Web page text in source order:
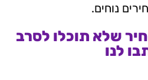
נוחים.
שלא תוכלו לסרב
לנו